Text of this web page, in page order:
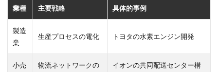
業種 主要戦略 具体的事例
製造
業
生産プロセスの電化 トヨタの水素エンジン開発
小売
物流ネットワークの
イオンの共同配送センター構